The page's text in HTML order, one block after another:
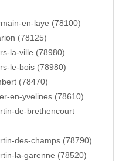
en-laye (78100)
(78125)
la-ville (78980)
le-bois (78980)
(78470)
en-yvelines (78610)
de-brethencourt
des-champs (78790)
la-garenne (78520)